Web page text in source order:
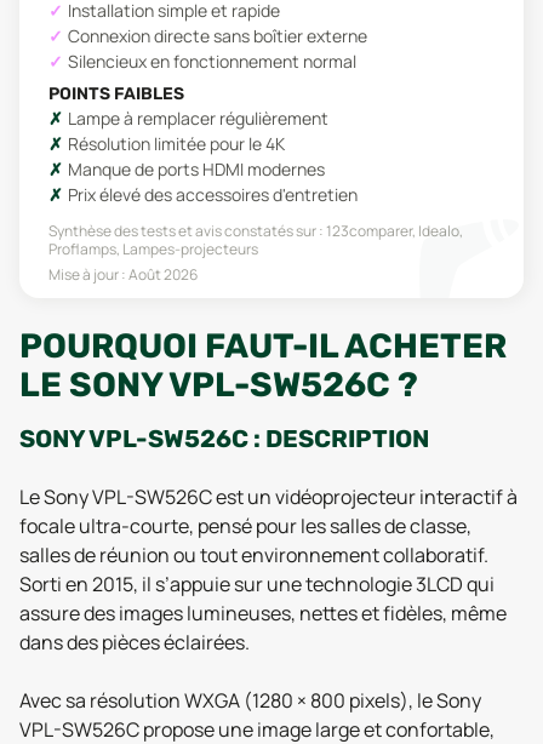
Installation simple et rapide
Connexion directe sans boîtier externe
Silencieux en fonctionnement normal
POINTS FAIBLES
Lampe à remplacer régulièrement
Résolution limitée pour le 4K
Manque de ports HDMI modernes
Prix élevé des accessoires d'entretien
Synthèse des tests et avis constatés sur : 123comparer, Idealo,
Proflamps, Lampes-projecteurs
Mise à jour :Août 2026
POURQUOI FAUT-IL ACHETER
LE SONY VPL-SW526C ?
SONY VPL-SW526C : DESCRIPTION
Le Sony VPL-SW526C est un vidéoprojecteur interactif à
focale ultra-courte, pensé pour les salles de classe,
salles de réunion ou tout environnement collaboratif.
Sorti en 2015, il s’appuie sur une technologie 3LCD qui
assure des images lumineuses, nettes et fidèles, même
dans des pièces éclairées.
Avec sa résolution WXGA (1280 × 800 pixels), le Sony
VPL-SW526C propose une image large et confortable,